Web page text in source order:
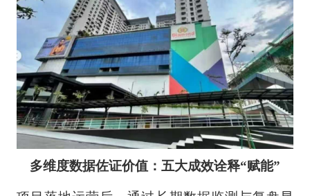
多维度数据佐证价值：五大成效诠释“赋能”